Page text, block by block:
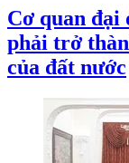
Cơ quan đại
phải trở
của đất nước